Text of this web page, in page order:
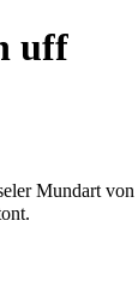
uff
Mundart von